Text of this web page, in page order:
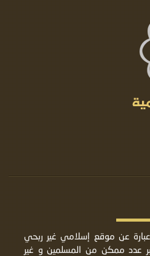
عن موقع إسلامي غير ربحي
عدد ممكن من المسلمين و غير